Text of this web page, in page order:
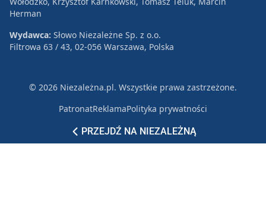
PRZEJDŹ NA NIEZALEŻNĄ
Herman
Wydawca: Słowo Niezależne Sp. z o.o.
Filtrowa 63 / 43, 02-056 Warszawa, Polska
© 2026 Niezależna.pl. Wszystkie prawa zastrzeżone.
PatronatReklamaPolityka prywatności